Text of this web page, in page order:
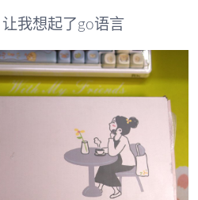
我想起了go语言